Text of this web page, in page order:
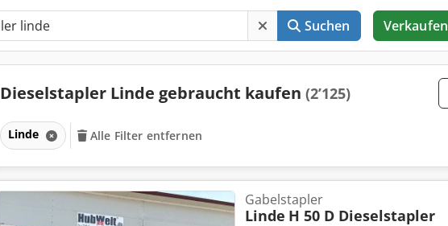
Suchen Verkaufen
Dieselstapler Linde gebraucht kaufen (2’125)
Linde Alle Filter entfernen
Gabelstapler
Linde H 50 D Dieselstapler